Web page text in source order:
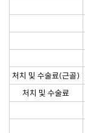
처치 및 수술료(근골)
처치 및 수술료